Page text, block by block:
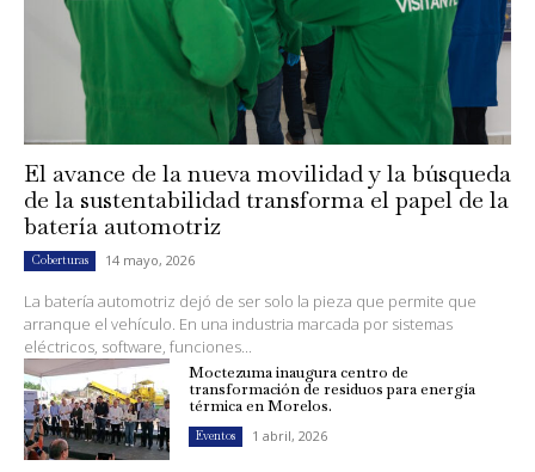
El avance de la nueva movilidad y la búsqueda
de la sustentabilidad transforma el papel de la
batería automotriz
Coberturas 14 mayo, 2026
La batería automotriz dejó de ser solo la pieza que permite que
arranque el vehículo. En una industria marcada por sistemas
eléctricos, software, funciones...
Moctezuma inaugura centro de
transformación de residuos para energía
térmica en Morelos.
Eventos 1 abril, 2026